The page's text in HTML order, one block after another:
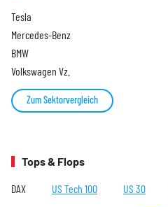
Tesla
Mercedes-Benz
BMW
Volkswagen Vz.
Zum Sektorvergleich
Tops & Flops
DAX US Tech 100 US 30